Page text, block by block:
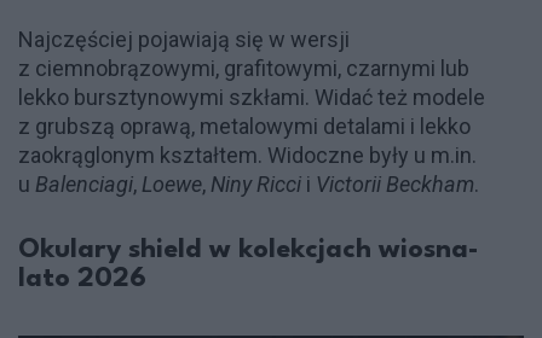
Najczęściej pojawiają się w wersji
z ciemnobrązowymi, grafitowymi, czarnymi lub
lekko bursztynowymi szkłami. Widać też modele
z grubszą oprawą, metalowymi detalami i lekko
zaokrąglonym kształtem. Widoczne były u m.in.
u Balenciagi, Loewe, Niny Ricci i Victorii Beckham.
Okulary shield w kolekcjach wiosna-
lato 2026